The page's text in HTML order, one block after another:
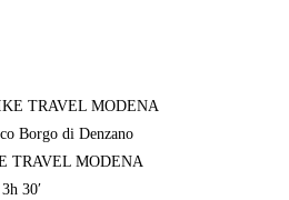
TRAVEL MODENA
Borgo di Denzano
TRAVEL MODENA
3h 30′